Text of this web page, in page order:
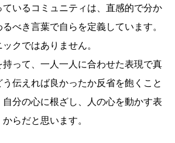
いるコミュニティは、直感的で分か
べき言葉で自らを定義しています。
クではありません。
って、一人一人に合わせた表現で真
伝えれば良かったか反省を飽くこと
分の心に根ざし、人の心を動かす表
らだと思います。